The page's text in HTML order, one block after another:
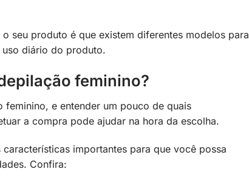
seu produto é que existem diferentes modelos para
diário do produto.
feminino?
e entender um pouco de quais
a compra pode ajudar na hora da escolha.
importantes para que você possa
Confira: